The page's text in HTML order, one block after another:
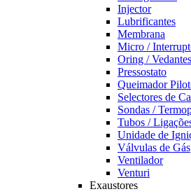
Injector
Lubrificantes
Membrana
Micro /
Oring / Vedantes
Pressostato
Queimador
Selectores de
Sondas /
Tubos /
Unidade de
Válvulas de Gás
Ventilador
Venturi
Exaustores